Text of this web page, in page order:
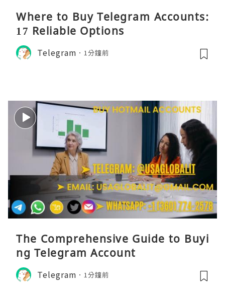
Where to Buy Telegram Accounts:
17 Reliable Options
Telegram 1分鐘前
The Comprehensive Guide to Buyi
ng Telegram Account
Telegram 1分鐘前